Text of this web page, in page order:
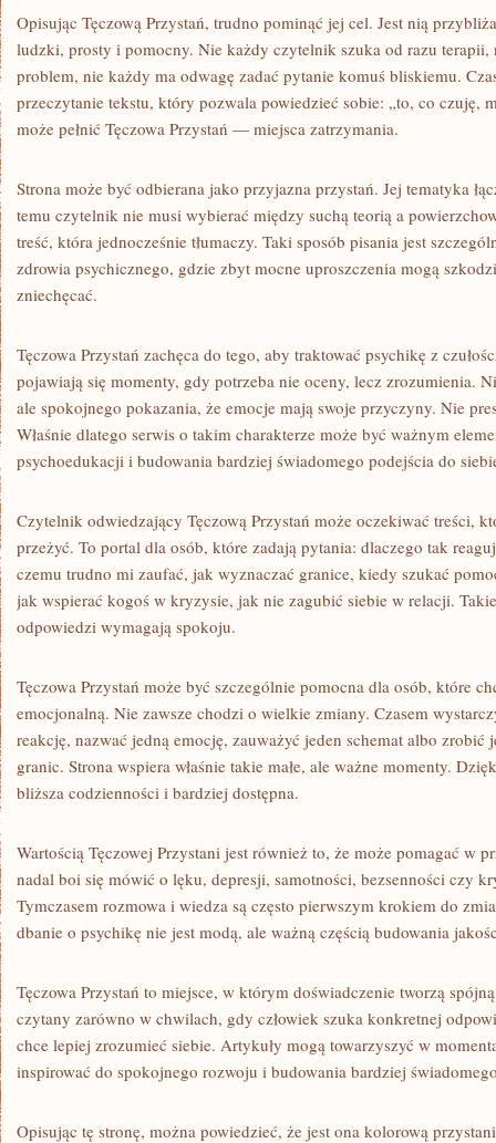
Opisując Tęczową Przystań, trudno pominąć jej cel. Jest nią
ludzki, prosty i pomocny. Nie każdy czytelnik szuka od razu
problem, nie każdy ma odwagę zadać pytanie komuś bliskiemu.
przeczytanie tekstu, który pozwala powiedzieć sobie: „to, co czuję,
może pełnić Tęczowa Przystań — miejsca zatrzymania.
Strona może być odbierana jako przyjazna przystań. Jej tematyka
temu czytelnik nie musi wybierać między suchą teorią a
treść, która jednocześnie tłumaczy. Taki sposób pisania jest
zdrowia psychicznego, gdzie zbyt mocne uproszczenia mogą
zniechęcać.
Tęczowa Przystań zachęca do tego, aby traktować psychikę z
pojawiają się momenty, gdy potrzeba nie oceny, lecz zrozumienia.
ale spokojnego pokazania, że emocje mają swoje przyczyny. Nie
Właśnie dlatego serwis o takim charakterze może być ważnym
psychoedukacji i budowania bardziej świadomego podejścia do
Czytelnik odwiedzający Tęczową Przystań może oczekiwać treści,
przeżyć. To portal dla osób, które zadają pytania: dlaczego tak
czemu trudno mi zaufać, jak wyznaczać granice, kiedy szukać
jak wspierać kogoś w kryzysie, jak nie zagubić siebie w relacji.
odpowiedzi wymagają spokoju.
Tęczowa Przystań może być szczególnie pomocna dla osób, które
emocjonalną. Nie zawsze chodzi o wielkie zmiany. Czasem
reakcję, nazwać jedną emocję, zauważyć jeden schemat albo
granic. Strona wspiera właśnie takie małe, ale ważne momenty.
bliższa codzienności i bardziej dostępna.
Wartością Tęczowej Przystani jest również to, że może pomagać w
nadal boi się mówić o lęku, depresji, samotności, bezsenności czy
Tymczasem rozmowa i wiedza są często pierwszym krokiem do
dbanie o psychikę nie jest modą, ale ważną częścią budowania
Tęczowa Przystań to miejsce, w którym doświadczenie tworzą
czytany zarówno w chwilach, gdy człowiek szuka konkretnej
chce lepiej zrozumieć siebie. Artykuły mogą towarzyszyć w
inspirować do spokojnego rozwoju i budowania bardziej
Opisując tę stronę, można powiedzieć, że jest ona kolorową